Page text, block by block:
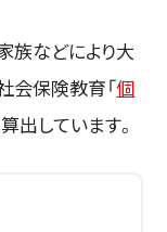
族などにより大
会保険教育「個
出しています。